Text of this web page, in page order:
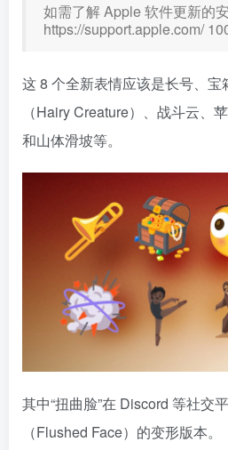
如需了解 Apple 软件更新的
https://support.apple.com/
这 8 个全新表情应该是长号、宝
（Hairy Creature）、战斗云、
和山体滑坡等。
其中“扭曲脸”在 Discord 等社交
（Flushed Face）的变形版本。